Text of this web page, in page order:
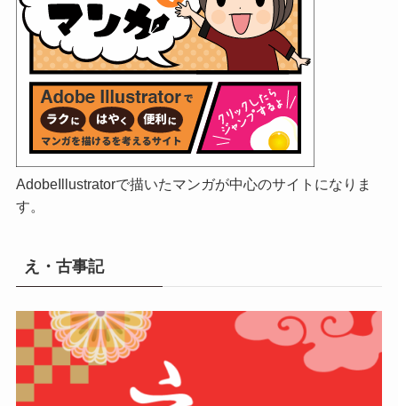
AdobeIllustratorで描いたマンガが中心のサイトになりま
す。
え・古事記